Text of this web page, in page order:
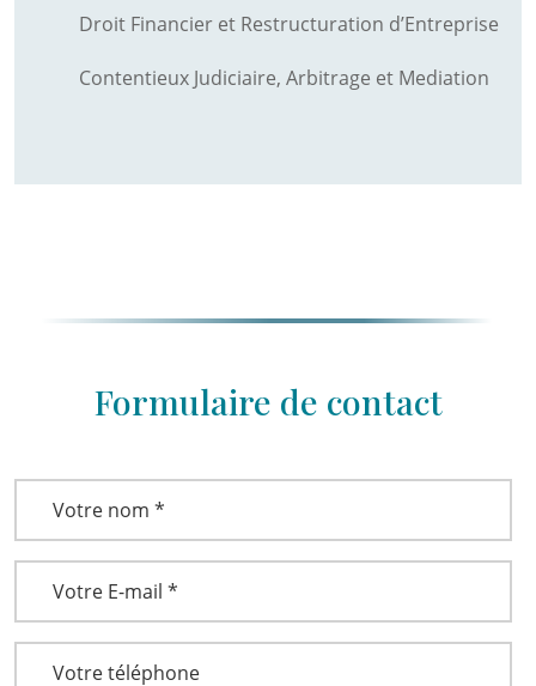
Droit Financier et Restructuration d’Entreprise
Contentieux Judiciaire, Arbitrage et Mediation
Formulaire de contact